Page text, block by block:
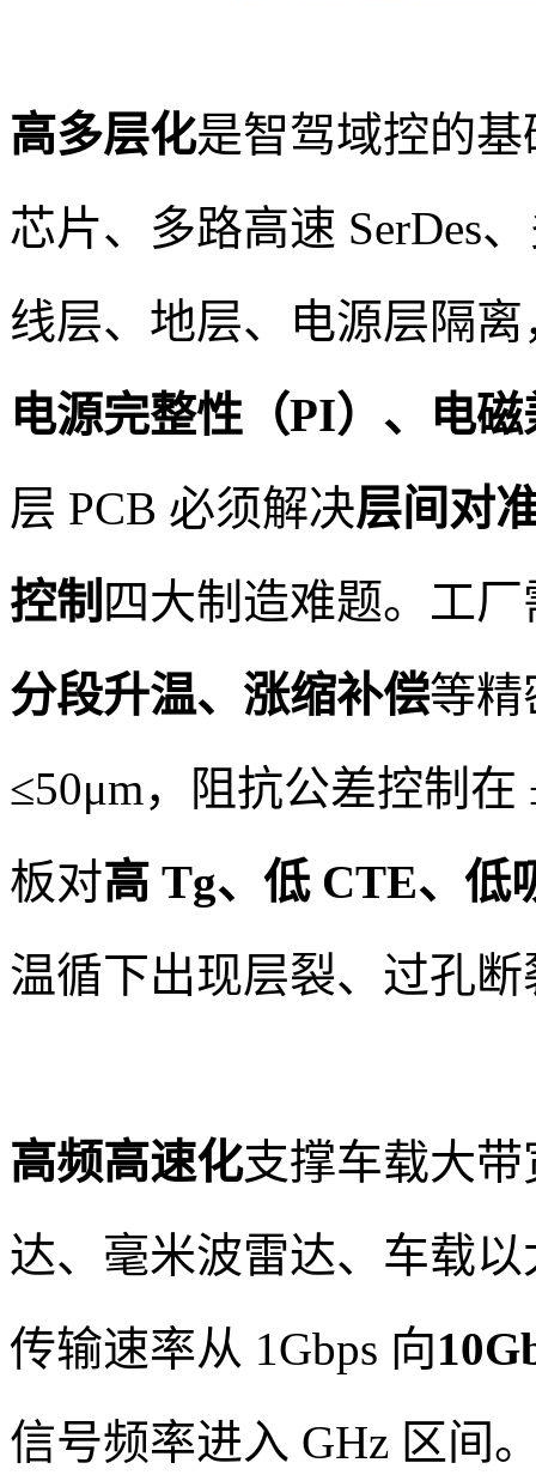
高多层化是智驾域控的
芯片、多路高速 SerDes
线层、地层、电源层隔
电源完整性（PI）、电
层 PCB 必须解决层间对
控制 四大制造难题。工
分段升温、涨缩补偿等精
≤50μm，阻抗公差控制
板对高 Tg、低 CTE、低
温循下出现层裂、过孔
高频高速化支撑车载大
达、毫米波雷达、车载
传输速率从 1Gbps 向
信号频率进入 GHz 区间